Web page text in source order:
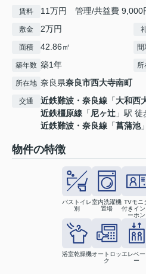
賃料 11万円 管理/共益費 9,000
敷金 2万円
面積 42.86㎡ 間
築年数 築1年 所
所在地 奈良県奈良市西大寺南町
交通 近鉄難波・奈良線 「大和西
近鉄橿原線 「尼ヶ辻 」駅
近鉄難波・奈良線 「菖蒲池
物件の特徴
バストイレ
別
室内洗濯機
置場
TVモニ
付きイン
ーホン
浴室乾燥機オートロッ
ク
エレベー
ー